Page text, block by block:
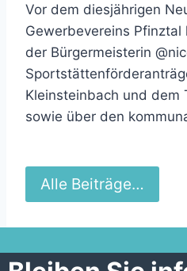
Vor dem diesjährigen
Gewerbevereins
der Bürgermeisterin
Kleinsteinbach und dem
sowie über den
Alle Beiträge…